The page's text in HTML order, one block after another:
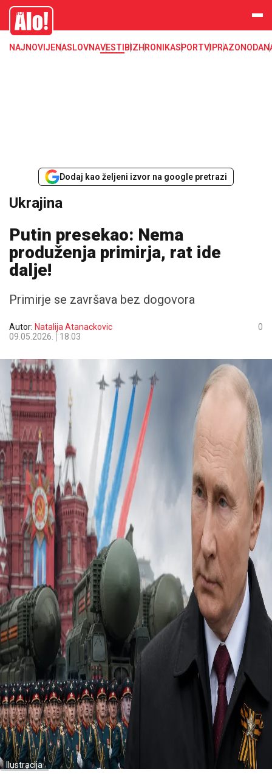
Ukrajina
Alo
NAJNOVIJENASLOVNAVESTI BIZHRONIKASPORTVIPRAZONODA
Dodaj kao željeni izvor na google pretrazi
Ukrajina
Putin presekao: Nema
produženja primirja, rat ide
dalje!
Primirje se završava bez dogovora
Autor: Natalija Atanackovic
09.05.2026.
18:03
0
Ilustracija